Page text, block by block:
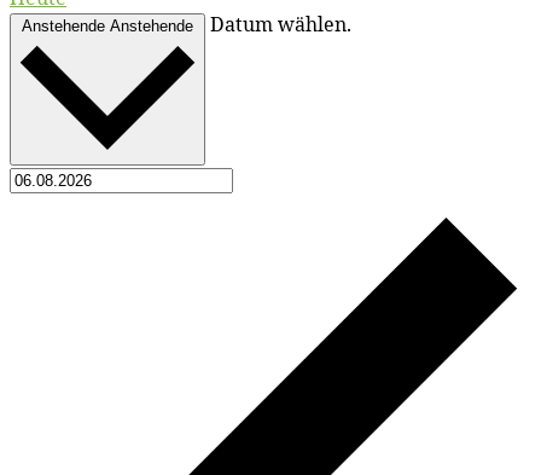
Anstehende Anstehende Datum wählen.